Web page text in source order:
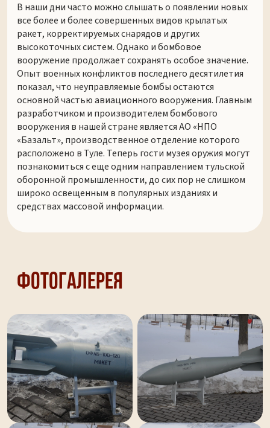
В наши дни часто можно слышать о появлении новых
все более и более совершенных видов крылатых
ракет, корректируемых снарядов и других
высокоточных систем. Однако и бомбовое
вооружение продолжает сохранять особое значение.
Опыт военных конфликтов последнего десятилетия
показал, что неуправляемые бомбы остаются
основной частью авиационного вооружения. Главным
разработчиком и производителем бомбового
вооружения в нашей стране является АО «НПО
«Базальт», производственное отделение которого
расположено в Туле. Теперь гости музея оружия могут
познакомиться с еще одним направлением тульской
оборонной промышленности, до сих пор не слишком
широко освещенным в популярных изданиях и
средствах массовой информации.
Фотогалерея